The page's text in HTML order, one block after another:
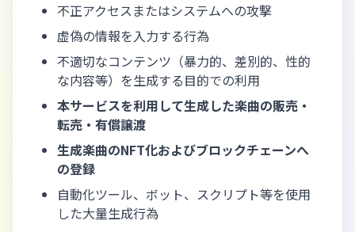
不正アクセスまたはシステムへの攻撃
虚偽の情報を入力する行為
不適切なコンテンツ（暴力的、差別的、性的
な内容等）を生成する目的での利用
本サービスを利用して生成した楽曲の販売・
転売・有償譲渡
生成楽曲のNFT化およびブロックチェーンへ
の登録
自動化ツール、ボット、スクリプト等を使用
した大量生成行為